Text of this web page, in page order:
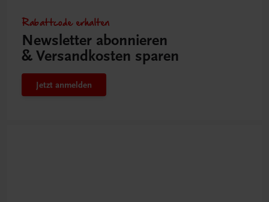
Rabattcode erhalten
Newsletter abonnieren
& Versandkosten sparen
Jetzt anmelden